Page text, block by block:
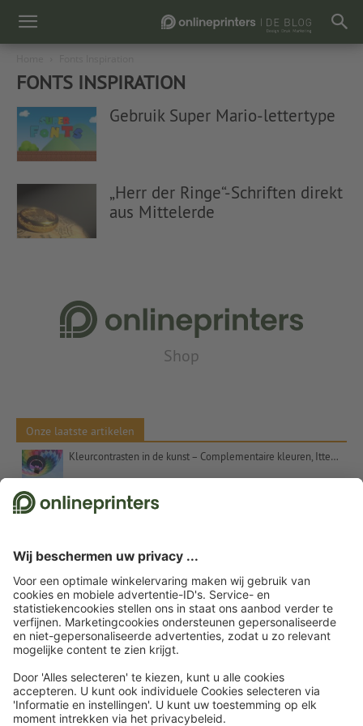
FONTS INSPIRATION
Gebruik Super Mario-lettertype
„Herr der Ringe“-Schriften direkt
aus Mittelerde
Shop
Onze laatste artikelen
Kleurcontrasten in de kunst – Complementaire kleuren, Itten en het getal 7
Kerstcadeaus voor klanten – inspiratie en tips
Etalageversiering voor Kerstmis: Tips en inspiratie
Kerstwensen – commercieel en oprecht tegelijk